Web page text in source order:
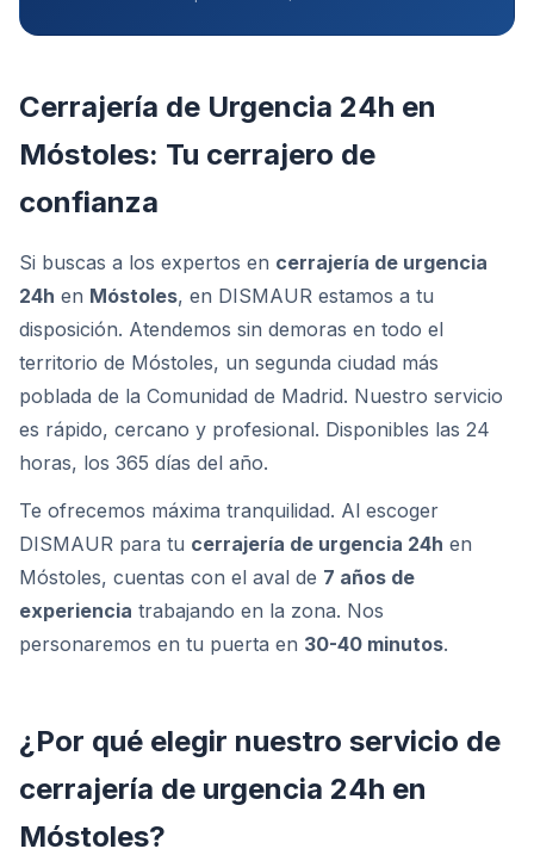
Cerrajería de Urgencia 24h en
Móstoles: Tu cerrajero de
confianza
Si buscas a los expertos en cerrajería de urgencia
24h en Móstoles, en DISMAUR estamos a tu
disposición. Atendemos sin demoras en todo el
territorio de Móstoles, un segunda ciudad más
poblada de la Comunidad de Madrid. Nuestro servicio
es rápido, cercano y profesional. Disponibles las 24
horas, los 365 días del año.
Te ofrecemos máxima tranquilidad. Al escoger
DISMAUR para tu cerrajería de urgencia 24h en
Móstoles, cuentas con el aval de 7 años de
experiencia trabajando en la zona. Nos
personaremos en tu puerta en 30-40 minutos.
¿Por qué elegir nuestro servicio de
cerrajería de urgencia 24h en
Móstoles?